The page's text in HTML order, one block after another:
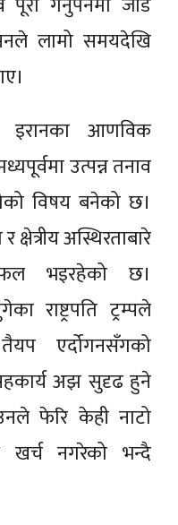
लामो समयदेखि
इरानका आणविक
उत्पन्न तनाव
विषय बनेको छ।
अस्थिरताबारे
भइरहेको छ।
राष्ट्रपति ट्रम्पले
एर्दोगनसँगको
सहकार्य अझ सुदृढ हुने
फेरि केही नाटो
खर्च नगरेको भन्दै